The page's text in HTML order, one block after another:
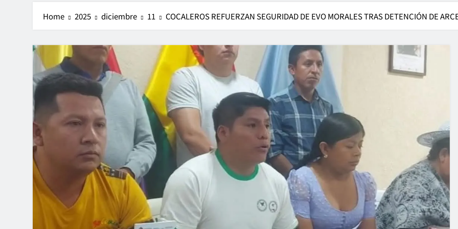
Home 2025 diciembre 11 COCALEROS REFUERZAN SEGURIDAD DE EVO MORALES TRAS DETENCIÓN DE